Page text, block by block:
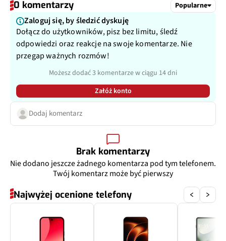
0 komentarzy Popularne
Zaloguj się, by śledzić dyskuję
Dołącz do użytkowników, pisz bez limitu, śledź
odpowiedzi oraz reakcje na swoje komentarze. Nie
przegap ważnych rozmów!
Możesz dodać 3 komentarze w ciągu 14 dni
Załóż konto
Dodaj komentarz
Brak komentarzy
Nie dodano jeszcze żadnego komentarza pod tym telefonem.
Twój komentarz może być pierwszy
Najwyżej ocenione telefony